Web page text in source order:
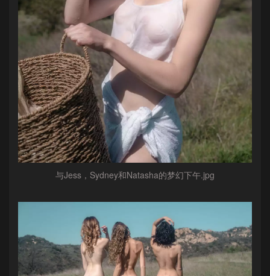
与Jess，Sydney和Natasha的梦幻下午.jpg